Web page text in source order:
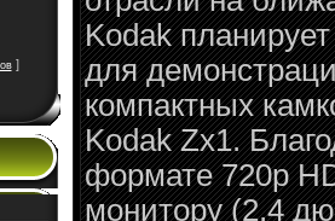
]
Kodak
для
компактных
Kodak Zx1.
формате 720p
монитору (2,4